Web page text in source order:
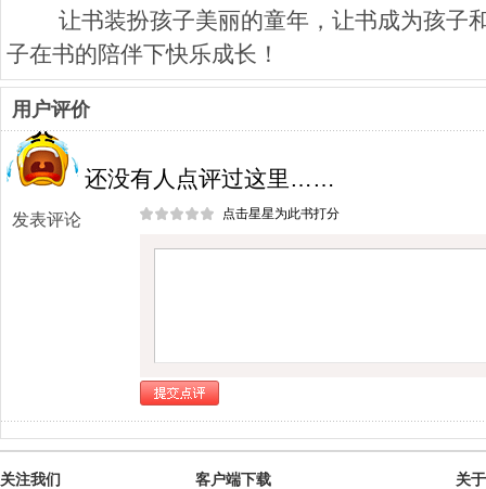
让书装扮孩子美丽的童年，让书成为孩子
子在书的陪伴下快乐成长！
用户评价
还没有人点评过这里……
发表评论 点击星星为此书打分
关注我们 客户端下载 关